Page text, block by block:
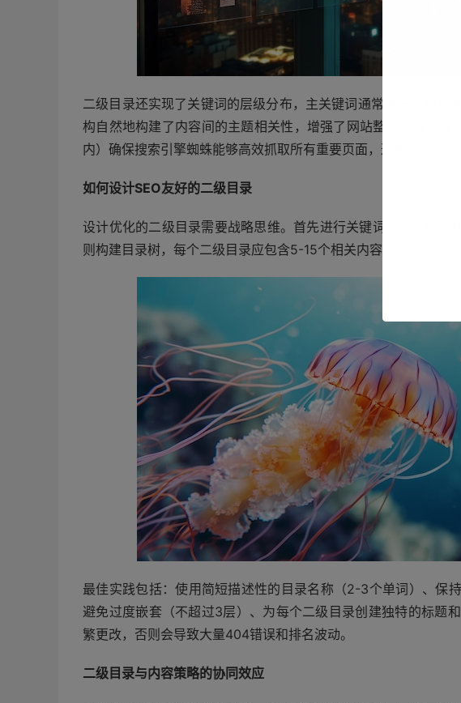
二级目录还实现了关键词的层级分布，主关键词通常放在一级目
构自然地构建了内容间的主题相关性，增强了网站整体的语义理
内）确保搜索引擎蜘蛛能够高效抓取所有重要页面，避免出现”孤岛
如何设计SEO友好的二级目录
设计优化的二级目录需要战略思维。首先进行关键词研究，确定
则构建目录树，每个二级目录应包含5-15个相关内容页面，太少
最佳实践包括：使用简短描述性的目录名称（2-3个单词）、保
避免过度嵌套（不超过3层）、为每个二级目录创建独特的标题
繁更改，否则会导致大量404错误和排名波动。
二级目录与内容策略的协同效应